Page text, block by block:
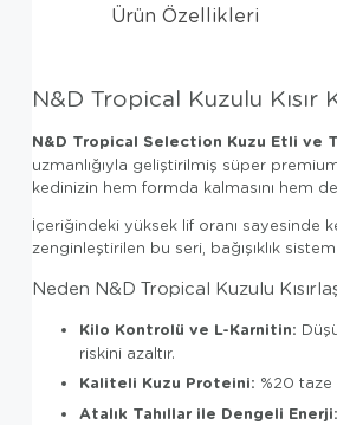
Ürün Özellikleri
N&D Tropical Kuzulu Kısır
N&D Tropical Selection Kuzu Etli ve
uzmanlığıyla geliştirilmiş süper
kedinizin hem formda kalmasını hem
İçeriğindeki yüksek lif oranı sayesinde
zenginleştirilen bu seri, bağışıklık
Neden N&D Tropical Kuzulu
Kilo Kontrolü ve L-Karnitin:
riskini azaltır.
Kaliteli Kuzu Proteini: %20
Atalık Tahıllar ile Dengeli Enerji: